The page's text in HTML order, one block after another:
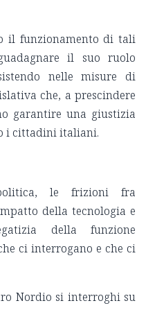
il funzionamento di tali
il suo ruolo
nelle misure di
che, a prescindere
garantire una giustizia
i cittadini italiani.
le frizioni fra
della tecnologia e
della funzione
ci interrogano e che ci
Nordio si interroghi su